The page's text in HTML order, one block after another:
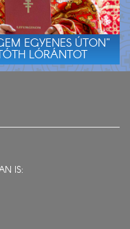
EGYENES ÚTON”
LÓRÁNTOT
IS: